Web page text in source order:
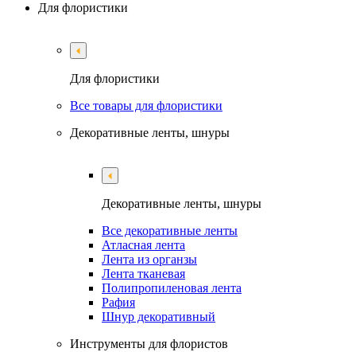
Для флористики
Для флористики
Все товары для флористики
Декоративные ленты, шнуры
Декоративные ленты, шнуры
Все декоративные ленты
Атласная лента
Лента из органзы
Лента тканевая
Полипропиленовая лента
Рафия
Шнур декоративный
Инструменты для флористов